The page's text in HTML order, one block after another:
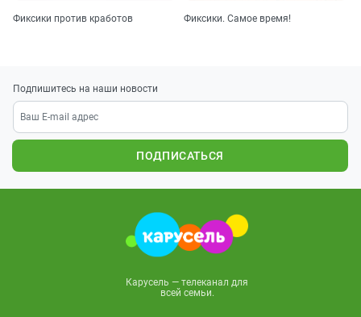
Фиксики против кработов Фиксики. Самое время!
Подпишитесь на наши новости
ПОДПИСАТЬСЯ
Карусель — телеканал для
всей семьи.